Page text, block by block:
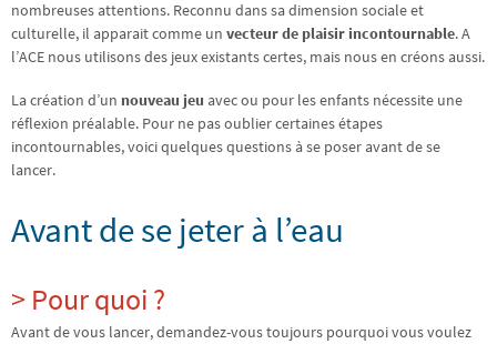
nombreuses attentions. Reconnu dans sa dimension sociale et
culturelle, il apparait comme un vecteur de plaisir incontournable. A
l’ACE nous utilisons des jeux existants certes, mais nous en créons aussi.
La création d’un nouveau jeu avec ou pour les enfants nécessite une
réflexion préalable. Pour ne pas oublier certaines étapes
incontournables, voici quelques questions à se poser avant de se
lancer.
Avant de se jeter à l’eau
> Pour quoi ?
Avant de vous lancer, demandez-vous toujours pourquoi vous voulez